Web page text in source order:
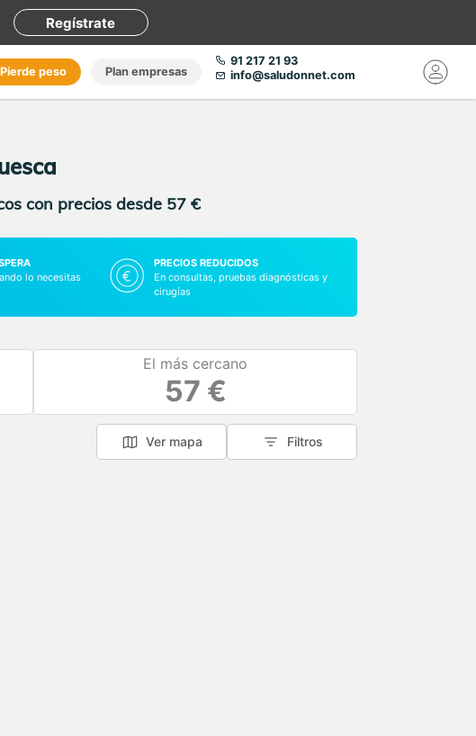
Regístrate
Pierde peso Plan empresas
91 217 21 93
info@saludonnet.com
con precios desde 57 €
lo necesitas
PRECIOS REDUCIDOS
En consultas, pruebas diagnósticas y
cirugías
El más cercano
57 €
Ver mapa Filtros